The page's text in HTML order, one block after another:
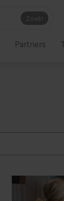
Zoek!
Partners